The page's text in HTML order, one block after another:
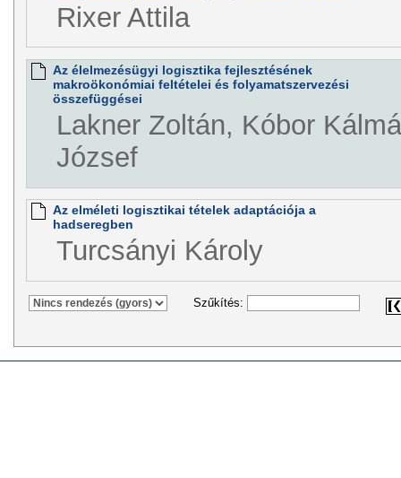
Rixer Attila
Az élelmezésügyi logisztika fejlesztésének
makroökonómiai feltételei és folyamatszervezési
összefüggései
Lakner Zoltán, Kóbor
József
Az elméleti logisztikai tételek adaptációja a
hadseregben
Turcsányi Károly
Szűkítés: